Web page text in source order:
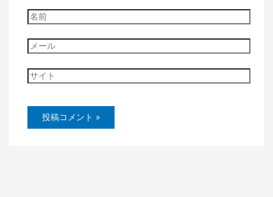
名
前
メ
ー
ル
サ
イ